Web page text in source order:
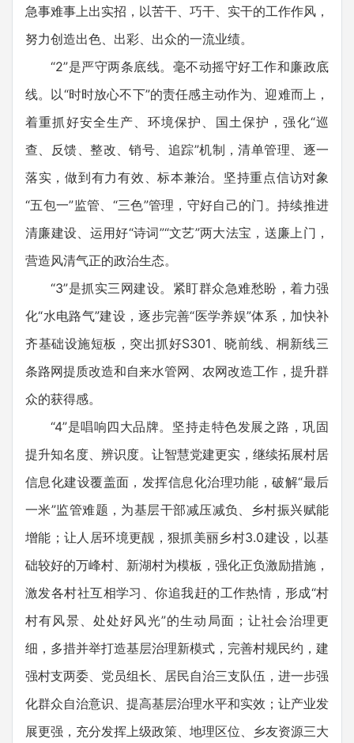
急事难事上出实招，以苦干、巧干、实干的工作作风，
努力创造出色、出彩、出众的一流业绩。
“2”是严守两条底线。毫不动摇守好工作和廉政底
线。以“时时放心不下”的责任感主动作为、迎难而上，
着重抓好安全生产、环境保护、国土保护，强化“巡
查、反馈、整改、销号、追踪”机制，清单管理、逐一
落实，做到有力有效、标本兼治。坚持重点信访对象
“五包一”监管、“三色”管理，守好自己的门。持续推进
清廉建设、运用好“诗词”“文艺”两大法宝，送廉上门，
营造风清气正的政治生态。
“3”是抓实三网建设。紧盯群众急难愁盼，着力强
化“水电路气”建设，逐步完善“医学养娱”体系，加快补
齐基础设施短板，突出抓好S301、晓前线、桐新线三
条路网提质改造和自来水管网、农网改造工作，提升群
众的获得感。
“4”是唱响四大品牌。坚持走特色发展之路，巩固
提升知名度、辨识度。让智慧党建更实，继续拓展村居
信息化建设覆盖面，发挥信息化治理功能，破解“最后
一米”监管难题，为基层干部减压减负、乡村振兴赋能
增能；让人居环境更靓，狠抓美丽乡村3.0建设，以基
础较好的万峰村、新湖村为模板，强化正负激励措施，
激发各村社互相学习、你追我赶的工作热情，形成“村
村有风景、处处好风光”的生动局面；让社会治理更
细，多措并举打造基层治理新模式，完善村规民约，建
强村支两委、党员组长、居民自治三支队伍，进一步强
化群众自治意识、提高基层治理水平和实效；让产业发
展更强，充分发挥上级政策、地理区位、乡友资源三大